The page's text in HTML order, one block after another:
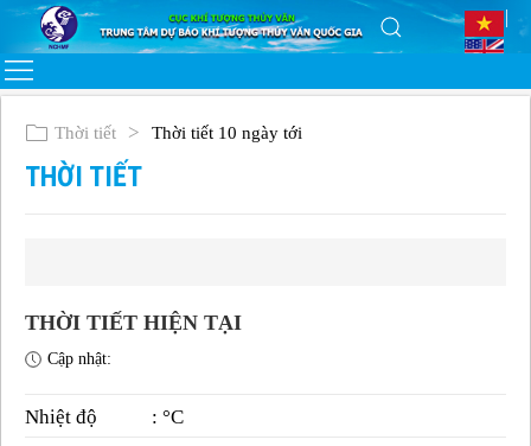
Thời tiết Thời tiết 10 ngày tới
THỜI TIẾT
THỜI TIẾT HIỆN TẠI
Cập nhật:
Nhiệt độ
: °C